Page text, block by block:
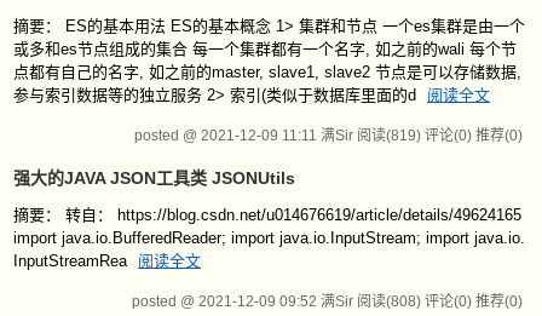
摘要： ES的基本用法 ES的基本概念 1> 集群和节点 一个es集群是由一个
或多和es节点组成的集合 每一个集群都有一个名字, 如之前的wali 每个节
点都有自己的名字, 如之前的master, slave1, slave2 节点是可以存储数据,
参与索引数据等的独立服务 2> 索引(类似于数据库里面的d
阅读全文
posted @ 2021-12-09 11:11 满Sir 阅读(819) 评论(0) 推荐(0)
强大的JAVA JSON工具类 JSONUtils
摘要： 转自： https://blog.csdn.net/u014676619/article/details/49624165
import java.io.BufferedReader; import java.io.InputStream; import java.io.
InputStreamRea 阅读全文
posted @ 2021-12-09 09:52 满Sir 阅读(808) 评论(0) 推荐(0)